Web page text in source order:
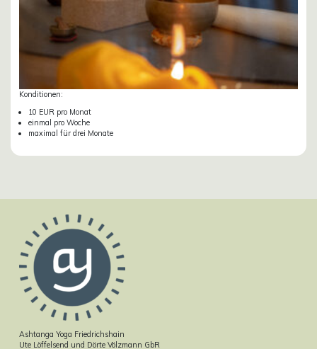
Konditionen:
10 EUR pro Monat
einmal pro Woche
maximal für drei Monate
Ashtanga Yoga Friedrichshain
Ute Löffelsend und Dörte Völzmann GbR